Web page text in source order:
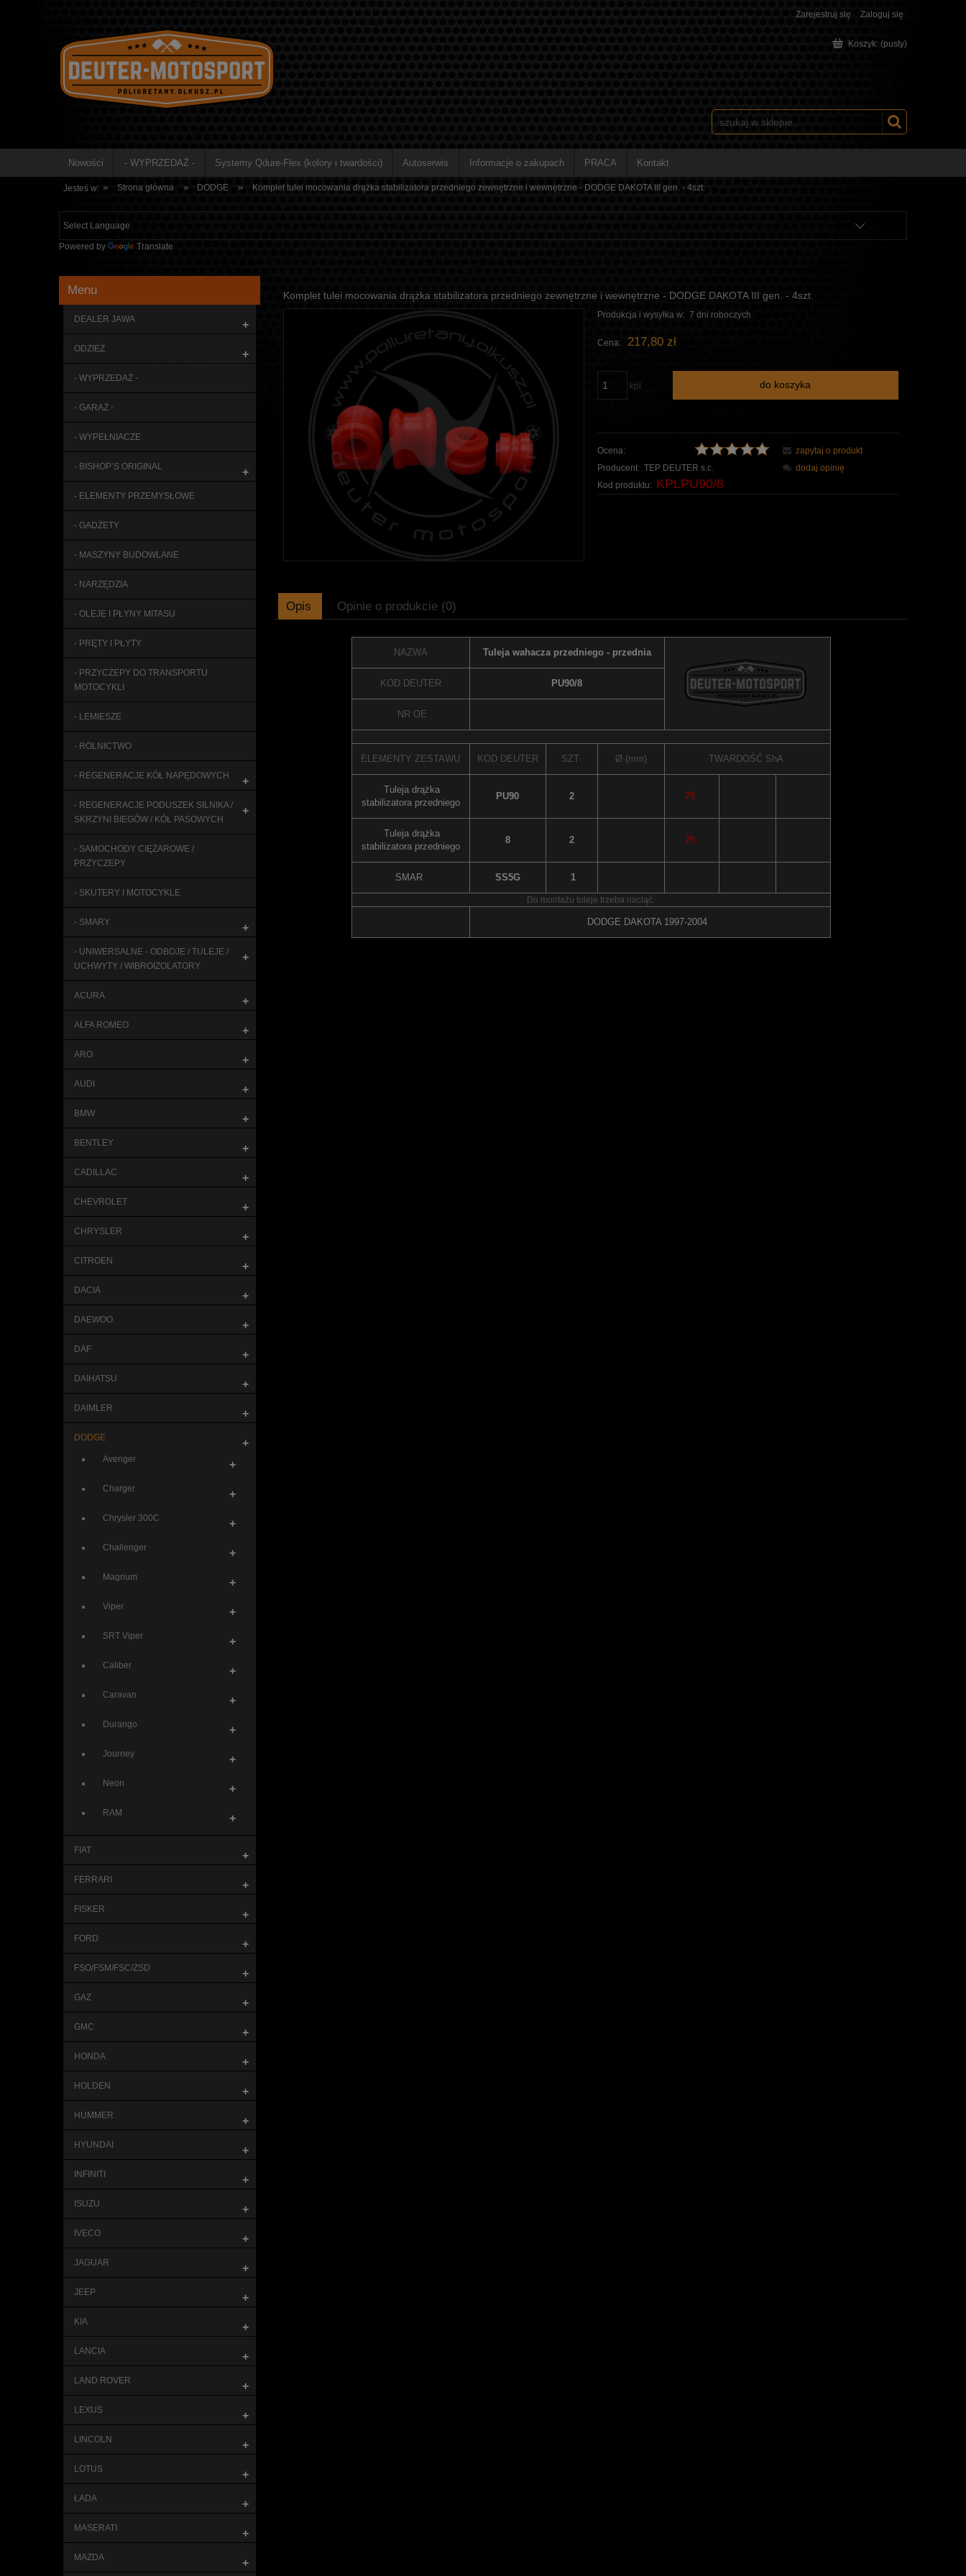
Zarejestruj się Zaloguj się
Koszyk: (pusty)
Nowości - WYPRZEDAŻ - Systemy Qdure-Flex (kolory i twardości) Autoserwis Informacje o zakupach PRACA Kontakt
Jesteś w: » Strona główna » DODGE » Komplet tulei mocowania drążka stabilizatora przedniego zewnętrzne i wewnętrzne - DODGE DAKOTA III gen. - 4szt.
Powered by Translate
Menu
DEALER JAWA +
ODZIEŻ +
- WYPRZEDAŻ -
- GARAŻ -
- WYPEŁNIACZE
- BISHOP’S ORIGINAL +
- ELEMENTY PRZEMYSŁOWE
- GADŻETY
- MASZYNY BUDOWLANE
- NARZĘDZIA
- OLEJE I PŁYNY MITASU
- PRĘTY I PŁYTY
- PRZYCZEPY DO TRANSPORTU
MOTOCYKLI
- LEMIESZE
- ROLNICTWO
- REGENERACJE KÓŁ NAPĘDOWYCH +
- REGENERACJE PODUSZEK SILNIKA /
SKRZYNI BIEGÓW / KÓŁ PASOWYCH
+
- SAMOCHODY CIĘŻAROWE /
PRZYCZEPY
- SKUTERY I MOTOCYKLE
- SMARY +
- UNIWERSALNE - ODBOJE / TULEJE /
UCHWYTY / WIBROIZOLATORY
+
ACURA +
ALFA ROMEO +
ARO +
AUDI +
BMW +
BENTLEY +
CADILLAC +
CHEVROLET +
CHRYSLER +
CITROEN +
DACIA +
DAEWOO +
DAF +
DAIHATSU +
DAIMLER +
DODGE
Avenger +
Charger +
Chrysler 300C +
Challenger +
Magnum +
Viper +
SRT Viper +
Caliber +
Caravan +
Durango +
Journey +
Neon +
RAM +
+
FIAT +
FERRARI +
FISKER +
FORD +
FSO/FSM/FSC/ZSD +
GAZ +
GMC +
HONDA +
HOLDEN +
HUMMER +
HYUNDAI +
INFINITI +
ISUZU +
IVECO +
JAGUAR +
JEEP +
KIA +
LANCIA +
LAND ROVER +
LEXUS +
LINCOLN +
LOTUS +
ŁADA +
MASERATI +
MAZDA +
Komplet tulei mocowania drążka stabilizatora przedniego zewnętrzne i wewnętrzne - DODGE DAKOTA III gen. - 4szt.
Produkcja i wysyłka w: 7 dni roboczych
Cena: 217,80 zł
kpl. do koszyka
Ocena:
Producent: TEP DEUTER s.c.
Kod produktu: KPLPU90/8
zapytaj o produkt
dodaj opinię
Opis Opinie o produkcie (0)
NAZWA Tuleja wahacza przedniego - przednia
KOD DEUTER PU90/8
NR OE
ELEMENTY ZESTAWU KOD DEUTER SZT. Ø (mm) TWARDOŚĆ ShA
Tuleja drążka
stabilizatora przedniego
PU90 2 75
Tuleja drążka
stabilizatora przedniego
8 2 75
SMAR SS5G 1
Do montażu tuleje trzeba naciąć.
DODGE DAKOTA 1997-2004